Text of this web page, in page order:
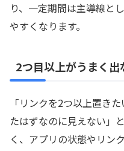
り、一定期間は主導線と
やすくなります。
2つ目以上がうまく
「リンクを2つ以上置き
たはずなのに見えない」
く、アプリの状態やリン